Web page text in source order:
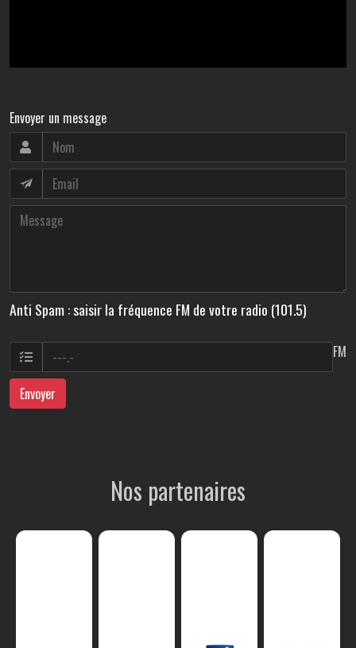
Envoyer un message
Anti Spam : saisir la fréquence FM de votre radio (101.5)
FM
Envoyer
Nos partenaires